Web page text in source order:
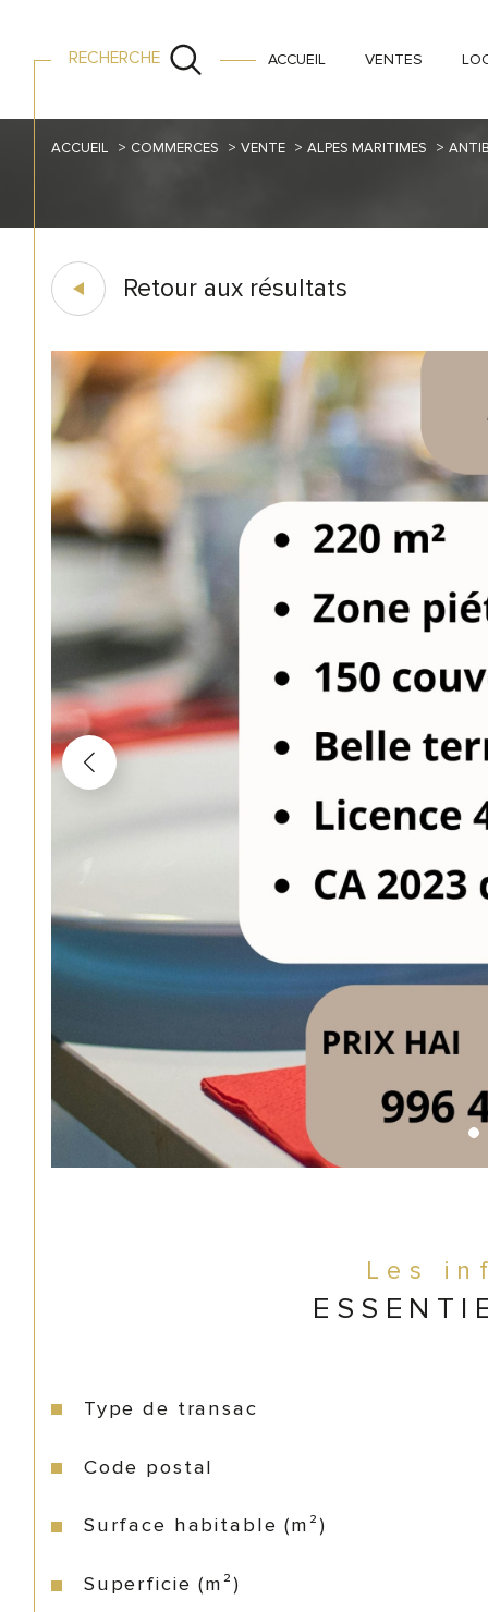
ACCUEIL VENTES
RECHERCHE
ACCUEIL COMMERCES VENTE ALPES MARITIMES
Retour aux résultats
Les
Caractéristiques Valeurs
Type de transac
Code postal
Surface habitable (m²)
Superficie (m²)